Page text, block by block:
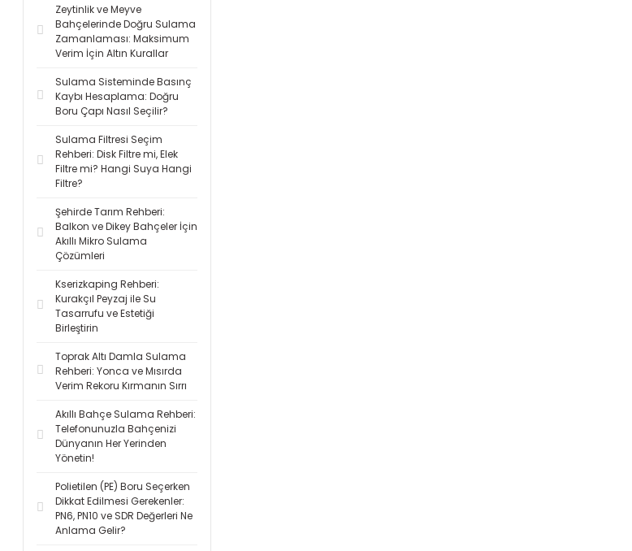
Zeytinlik ve Meyve
Bahçelerinde Doğru Sulama
Zamanlaması: Maksimum
Verim İçin Altın Kurallar
Sulama Sisteminde Basınç
Kaybı Hesaplama: Doğru
Boru Çapı Nasıl Seçilir?
Sulama Filtresi Seçim
Rehberi: Disk Filtre mi, Elek
Filtre mi? Hangi Suya Hangi
Filtre?
Şehirde Tarım Rehberi:
Balkon ve Dikey Bahçeler İçin
Akıllı Mikro Sulama
Çözümleri
Kserizkaping Rehberi:
Kurakçıl Peyzaj ile Su
Tasarrufu ve Estetiği
Birleştirin
Toprak Altı Damla Sulama
Rehberi: Yonca ve Mısırda
Verim Rekoru Kırmanın Sırrı
Akıllı Bahçe Sulama Rehberi:
Telefonunuzla Bahçenizi
Dünyanın Her Yerinden
Yönetin!
Polietilen (PE) Boru Seçerken
Dikkat Edilmesi Gerekenler:
PN6, PN10 ve SDR Değerleri Ne
Anlama Gelir?